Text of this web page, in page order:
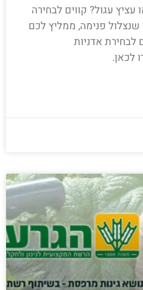
עציץ עגול? קווים לבחירה
שנצלול פנימה, ממליץ לכם
6 הטיפים לבחירת אדניות
לכאן.